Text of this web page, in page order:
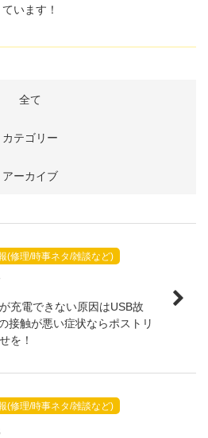
ています！
全て
カテゴリー
アーカイブ
(修理/時事ネタ/雑談など)
充電できない原因はUSB故
接触が悪い症状ならポストリ
を！
(修理/時事ネタ/雑談など)